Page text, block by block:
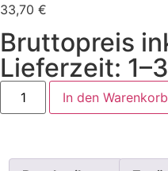
33,70 €
Bruttopreis
Lieferzeit:
In den Warenkorb